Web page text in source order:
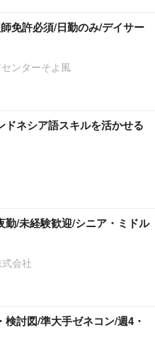
免許必須/日勤のみ/デイサー
ンターそよ風
ネシア語スキルを活かせる
/未経験歓迎/シニア・ミドル
会社
討図/準大手ゼネコン/週4・